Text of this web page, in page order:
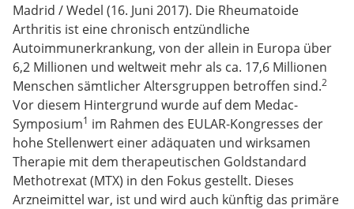
Madrid / Wedel (16. Juni 2017). Die Rheumatoide
Arthritis ist eine chronisch entzündliche
Autoimmunerkrankung, von der allein in Europa über
6,2 Millionen und weltweit mehr als ca. 17,6 Millionen
Menschen sämtlicher Altersgruppen betroffen sind.2
Vor diesem Hintergrund wurde auf dem Medac-
Symposium1 im Rahmen des EULAR-Kongresses der
hohe Stellenwert einer adäquaten und wirksamen
Therapie mit dem therapeutischen Goldstandard
Methotrexat (MTX) in den Fokus gestellt. Dieses
Arzneimittel war, ist und wird auch künftig das primäre